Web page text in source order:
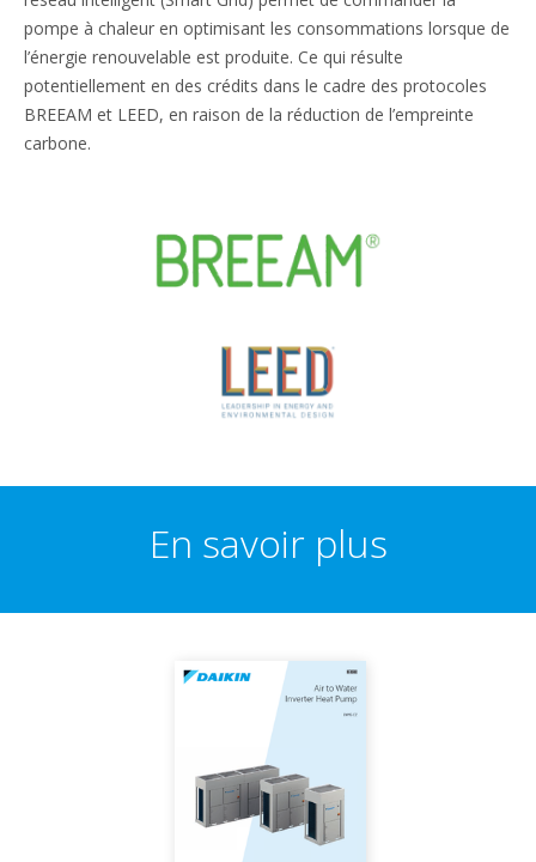
pompe à chaleur en optimisant les consommations lorsque de
l’énergie renouvelable est produite. Ce qui résulte
potentiellement en des crédits dans le cadre des protocoles
BREEAM et LEED, en raison de la réduction de l’empreinte
carbone.
En savoir plus